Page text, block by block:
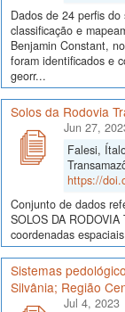
Dados de 24 perfis
classificação e
Benjamin Constant,
foram identificados e
georr...
Solos da Rodovia
Jun 27,
Falesi,
https://
Conjunto de dados
SOLOS DA
coordenadas
Sistemas
Silvânia; Região
Jul 4, 2023